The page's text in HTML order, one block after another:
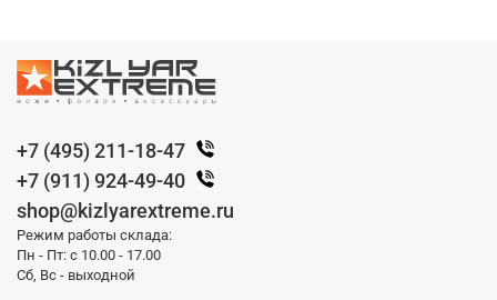
+7 (495) 211-18-47
+7 (911) 924-49-40
shop@kizlyarextreme.ru
Режим работы склада:
Пн - Пт: с 10.00 - 17.00
Сб, Вс - выходной